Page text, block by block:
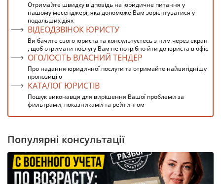
Отримайте швидку відповідь на юридичне питання у
нашому месенджері, яка допоможе Вам зорієнтуватися у
подальших діях
ВІДЕОДЗВІНОК ЮРИСТУ
Ви бачите свого юриста та консультуєтесь з ним через екран
, щоб отримати послугу Вам не потрібно йти до юриста в офіс
ОГОЛОСІТЬ ВЛАСНИЙ ТЕНДЕР
Про надання юридичної послуги та отримайте найвигіднішу
пропозицію
КАТАЛОГ ЮРИСТІВ
Пошук виконавця для вирішення Вашої проблеми за
фильтрами, показниками та рейтингом
Популярні консультації